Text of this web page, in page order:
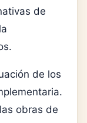
de
de los
obras de